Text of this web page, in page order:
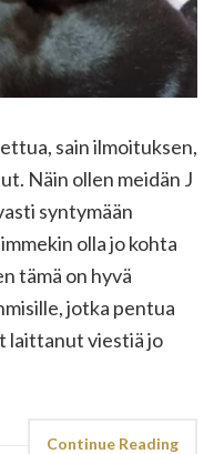
sain ilmoituksen,
Näin ollen meidän J
syntymään
olla jo kohta
tämä on hyvä
jotka pentua
laittanut viestiä jo
Continue Reading